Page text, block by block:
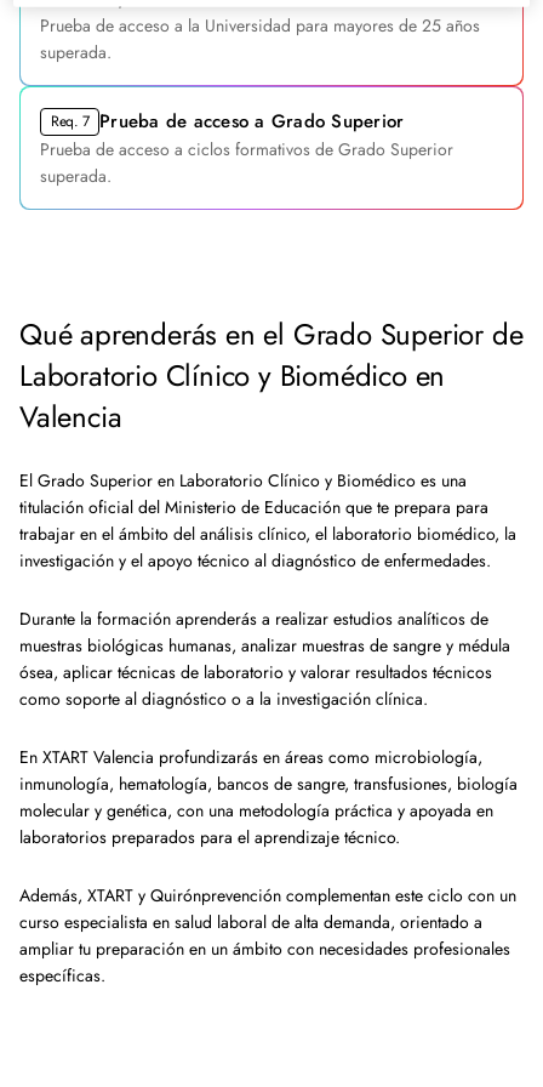
Prueba de acceso a la Universidad para mayores de 25 años
superada.
Req. 7 Prueba de acceso a Grado Superior
Prueba de acceso a ciclos formativos de Grado Superior
superada.
Qué aprenderás en el Grado Superior de
Laboratorio Clínico y Biomédico en
Valencia
El Grado Superior en Laboratorio Clínico y Biomédico es una
titulación oficial del Ministerio de Educación que te prepara para
trabajar en el ámbito del análisis clínico, el laboratorio biomédico, la
investigación y el apoyo técnico al diagnóstico de enfermedades.
Durante la formación aprenderás a realizar estudios analíticos de
muestras biológicas humanas, analizar muestras de sangre y médula
ósea, aplicar técnicas de laboratorio y valorar resultados técnicos
como soporte al diagnóstico o a la investigación clínica.
En XTART Valencia profundizarás en áreas como microbiología,
inmunología, hematología, bancos de sangre, transfusiones, biología
molecular y genética, con una metodología práctica y apoyada en
laboratorios preparados para el aprendizaje técnico.
Además, XTART y Quirónprevención complementan este ciclo con un
curso especialista en salud laboral de alta demanda, orientado a
ampliar tu preparación en un ámbito con necesidades profesionales
específicas.